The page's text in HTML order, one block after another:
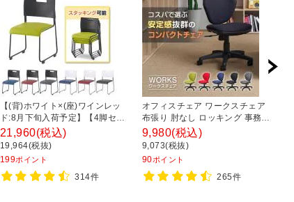
【(背)ホワイト×(座)ワインレッ
ド:8月下旬入荷予定】【4脚セッ
ト】ミーティングチェア 会議用
椅子 会議用チェア 固定脚 アグレ
ー 幅475×奥行545×高さ750mm
21,960(税込)
19,964(税抜)
199ポイント
314件
オフィスチェア ワークスチェア
布張り 肘なし ロッキング 事務椅
子 デスクチェア 幅590×奥行
590×高さ770～850mm
9,980(税込)
9,073(税抜)
90ポイント
265件